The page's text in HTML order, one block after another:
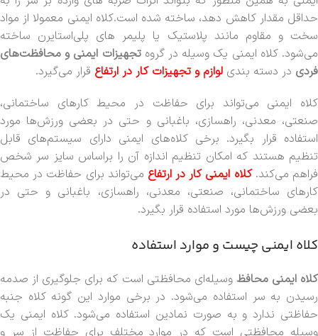
حداقل مقدار کاهش دهد، ساخته شده است.کلاه ایمنی معمولا از مواد
سخت و مقاوم مانند پلاستیک یا پلیمر های پلی‌استایرن ساخته
می‌شود. کلاه ایمنی یک وسیله در گروهتجهیزات ایمنی و محافظت‌های
فردی در دسته بندی لوازم و تجهیزات کار در ارتفاع قرار می‌گیرد.
کلاه ایمنی می‌تواند برای حفاظت در محیط کارهای ساختمانی،
صنعتی، معدنی، راهسازی، باغبانی و حتی در بعضی ورزش‌ها مورد
استفاده قرار بگیرد. برخی کلاه‌های ایمنی دارای سیستم‌های قابل
تنظیم هستند که امکان تنظیم اندازه آن را براساس سایز سر شخص
فراهم می‌کند.کلاه ایمنی کار در ارتفاع می‌تواند برای حفاظت در محیط
کارهای ساختمانی، صنعتی، معدنی، راهسازی، باغبانی و حتی در
بعضی ورزش‌ها مورد استفاده قرار بگیرد.
کلاه ایمنی چیست و موارد استفاده
کلاه ایمنی محافظ وسیله‌ای محافظتی است که برای جلوگیری از صدمه
رسیدن به سر استفاده می‌شود. در برخی موارد این گونه کلاه جنبه
حفاظتی ندارد و به صورت نمادین استفاده می‌شود. کلاه ایمنی یک
وسیله محافظتی است که در موارد مختلف برای حفاظت از سر و